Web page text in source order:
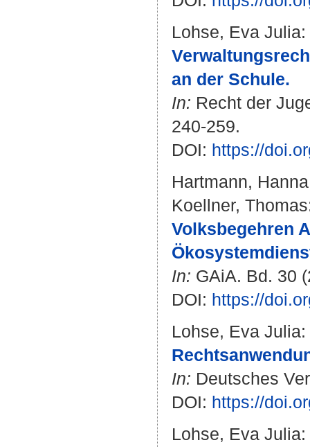
Lohse, Eva Julia:
an der Schule.
In: Recht der
240-259.
DOI: https://
Hartmann, Hanna
Koellner, Thomas
Volksbegehren
In: GAiA. Bd. 30
DOI: https://
Lohse, Eva Julia:
In: Deutsches
DOI: https://
Lohse, Eva Julia: